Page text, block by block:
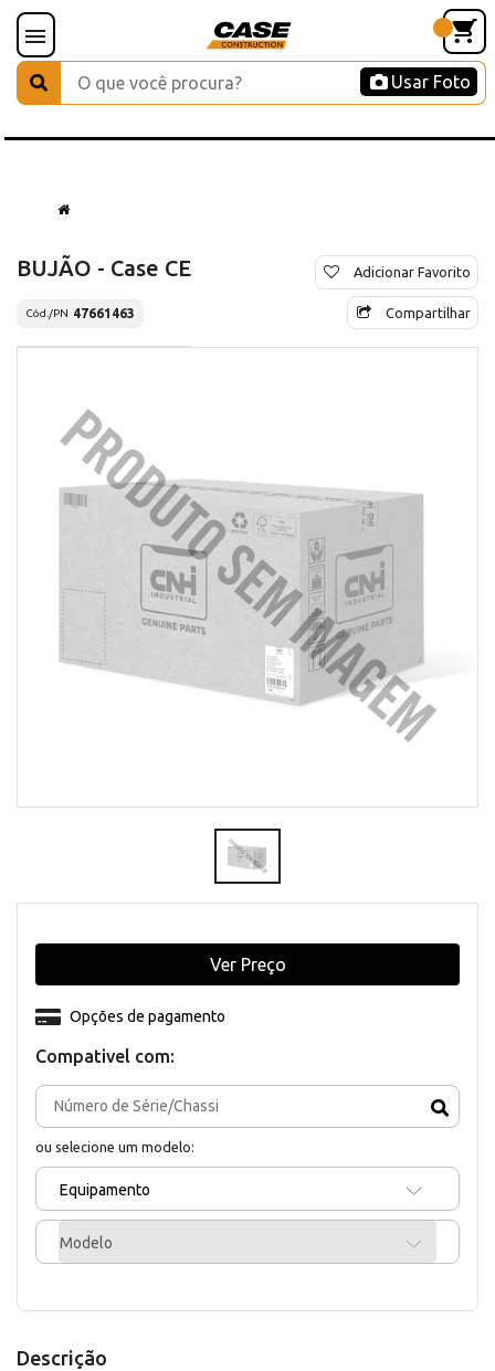
Usar Foto
BUJÃO - Case CE
Cód./PN 47661463
Adicionar Favorito
Compartilhar
Compativel com:
ou selecione um modelo:
Equipamento
Modelo
Opções de pagamento
Ver Preço
Descrição